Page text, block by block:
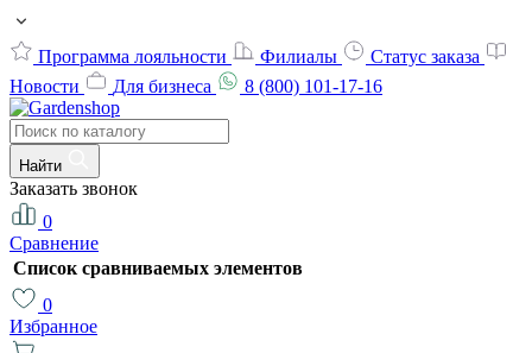
Программа лояльности Филиалы
Статус заказа
Новости
Для бизнеса 8 (800) 101-17-16
Найти
Заказать звонок
0
Сравнение
Список сравниваемых элементов
0
Избранное